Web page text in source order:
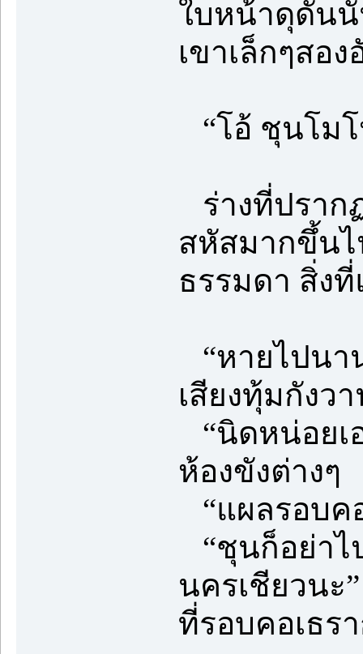
ใบหน้าดุดันนั้
เขาเล็กๆสอ
“โอ้ ชุนโม
ร่างที่ปราก
สหัสมากขึ้น
ธรรมดา สิ่ง
“หายไปนา
เสียงทุ้มกังว
“นิดหน่อยเ
ห้องขังต่างๆ
“แผลรอบค
“ชุนก็อย่าไ
นครเชียวนะ
ที่รอบคอเธร